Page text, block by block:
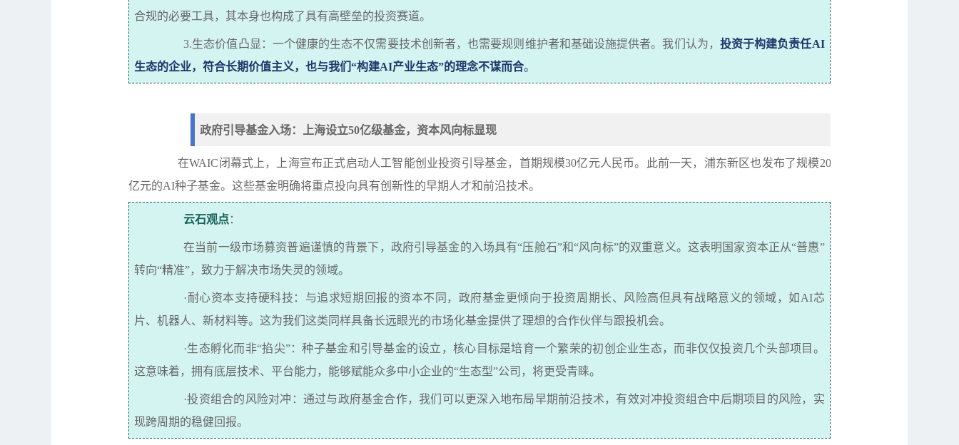
合规的必要工具，其本身也构成了具有高壁垒的投资赛道。
3.生态价值凸显：一个健康的生态不仅需要技术创新者，也需要规则维护者和基础设施提供者。我们认为， 投资于构建负责任AI
生态的企业，符合长期价值主义，也与我们 “构建AI产业生态”的理念不谋而合。
政府引导基金入场：上海设立50亿级基金，资本风向标显现
在WAIC闭幕式上，上海宣布正式启动人工智能创业投资引导基金，首期规模30亿元人民币。此前一天，浦东新区也发布了规模20
亿元的AI种子基金。这些基金明确将重点投向具有创新性的早期人才和前沿技术。
云石观点：
在当前一级市场募资普遍谨慎的背景下，政府引导基金的入场具有“压舱石”和“风向标”的双重意义。这表明国家资本正从“普惠”
转向“精准”，致力于解决市场失灵的领域。
·耐心资本支持硬科技：与追求短期回报的资本不同，政府基金更倾向于投资周期长、风险高但具有战略意义的领域，如 AI芯
片、机器人、新材料等。这为我们这类同样具备长远眼光的市场化基金提供了理想的合作伙伴与跟投机会。
·生态孵化而非“掐尖”：种子基金和引导基金的设立，核心目标是培育一个繁荣的初创企业生态，而非仅仅投资几个头部项目。
这意味着，拥有底层技术、平台能力，能够赋能众多中小企业的“生态型”公司，将更受青睐。
·投资组合的风险对冲：通过与政府基金合作，我们可以更深入地布局早期前沿技术，有效对冲投资组合中后期项目的风险，实
现跨周期的稳健回报。